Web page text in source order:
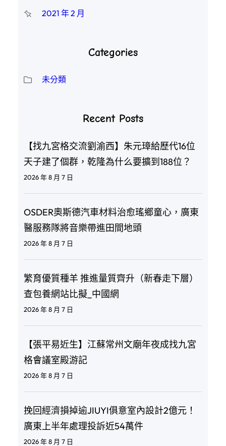
2021 年 2 月
Categories
未分類
Recent Posts
【找九宮格交流劉渝西】朱元璋給歷代16位
天子建了個群，乾隆為什么要擴到188位？
2026 年 8 月 7 日
OSDER奧斯德汽車材料治愈瑤鄉童心，廣東
醫服務隊將音樂帶進田間地頭
2026 年 8 月 7 日
繁育優質種羊 推進量質齊升（新春走下層）
查包養網站比擬_中國網
2026 年 8 月 7 日
【張平易近生】江蘇常州文廟年夜成找九宮
格會議室殿游記
2026 年 8 月 7 日
挽回經濟損掉逾JIUYI俱意室內設計2億元！
廣東上半年處理投訴近54萬件
2026 年 8 月 7 日